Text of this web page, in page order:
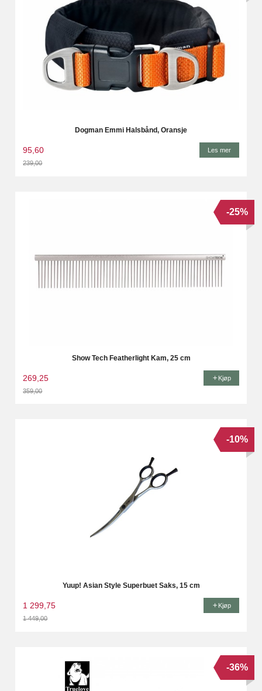
Dogman Emmi Halsbånd, Oransje
95,60
239,00
Les mer
Show Tech Featherlight Kam, 25 cm
269,25
359,00
-25%
Kjøp
Yuup! Asian Style Superbuet Saks, 15 cm
1 299,75
1 449,00
-10%
Kjøp
-36%